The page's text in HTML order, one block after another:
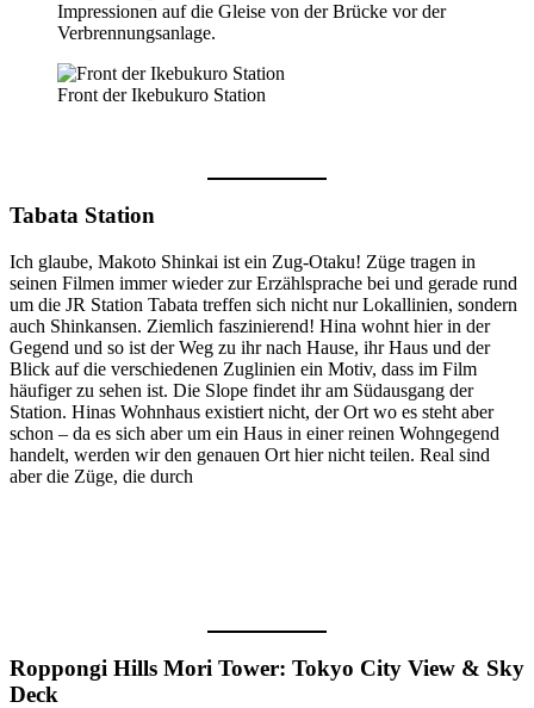
Impressionen auf die Gleise von der Brücke vor der
Verbrennungsanlage.
Front der Ikebukuro Station
Tabata Station
Ich glaube, Makoto Shinkai ist ein Zug-Otaku! Züge tragen in
seinen Filmen immer wieder zur Erzählsprache bei und gerade rund
um die JR Station Tabata treffen sich nicht nur Lokallinien, sondern
auch Shinkansen. Ziemlich faszinierend! Hina wohnt hier in der
Gegend und so ist der Weg zu ihr nach Hause, ihr Haus und der
Blick auf die verschiedenen Zuglinien ein Motiv, dass im Film
häufiger zu sehen ist. Die Slope findet ihr am Südausgang der
Station. Hinas Wohnhaus existiert nicht, der Ort wo es steht aber
schon – da es sich aber um ein Haus in einer reinen Wohngegend
handelt, werden wir den genauen Ort hier nicht teilen. Real sind
aber die Züge, die durch
Roppongi Hills Mori Tower: Tokyo City View & Sky
Deck